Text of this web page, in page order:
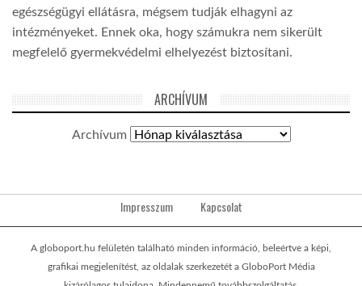
egészségügyi ellátásra, mégsem tudják elhagyni az
intézményeket. Ennek oka, hogy számukra nem sikerült
megfelelő gyermekvédelmi elhelyezést biztosítani.
ARCHÍVUM
Archívum
Impresszum Kapcsolat
A globoport.hu felületén található minden információ, beleértve a képi,
grafikai megjelenítést, az oldalak szerkezetét a GloboPort Média